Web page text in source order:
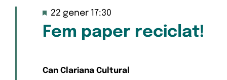
22
i
Fem paper reciclat!
Destacats
22 gener 17:30
Can Clariana Cultural